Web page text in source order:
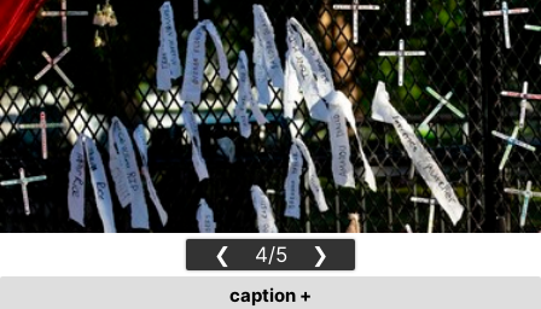
❮ 4/5 ❯
caption +